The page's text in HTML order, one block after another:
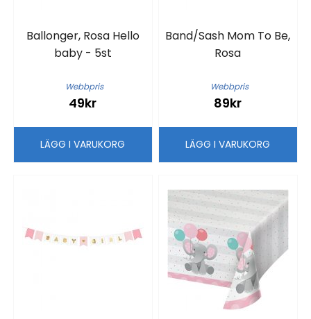
Ballonger, Rosa Hello
baby - 5st
Webbpris
49kr
LÄGG I VARUKORG
Band/Sash Mom To Be,
Rosa
Webbpris
89kr
LÄGG I VARUKORG